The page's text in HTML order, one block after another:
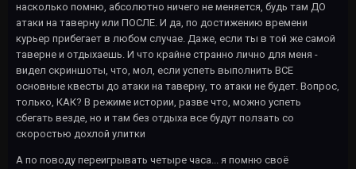
насколько помню, абсолютно ничего не меняется, будь там ДО
атаки на таверну или ПОСЛЕ. И да, по достижению времени
курьер прибегает в любом случае. Даже, если ты в той же самой
таверне и отдыхаешь. И что крайне странно лично для меня -
видел скриншоты, что, мол, если успеть выполнить ВСЕ
основные квесты до атаки на таверну, то атаки не будет. Вопрос,
только, КАК? В режиме истории, разве что, можно успеть
сбегать везде, но и там без отдыха все будут ползать со
скоростью дохлой улитки
А по поводу переигрывать четыре часа... я помню своё